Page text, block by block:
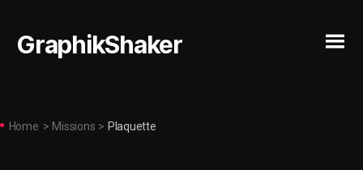
GraphikShaker
Home > Missions > Plaquette